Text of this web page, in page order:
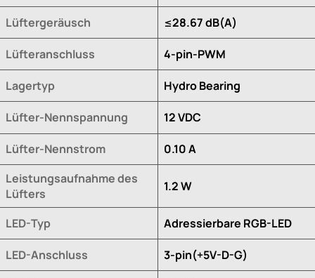
Lüftergeräusch ≤28.67 dB(A)
Lüfteranschluss 4-pin-PWM
Lagertyp Hydro Bearing
Lüfter-Nennspannung 12 VDC
Lüfter-Nennstrom
0.10 A
Leistungsaufnahme des
Lüfters
1.2 W
LED-Typ Adressierbare RGB-LED
LED-Anschluss 3-pin(+5V-D-G)